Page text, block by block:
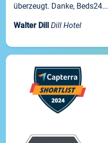
überzeugt. Danke, Beds24...
Walter Dill Dill Hotel